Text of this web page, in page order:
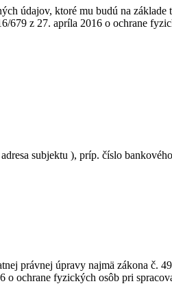
údajov, ktoré mu budú na
679 z 27. apríla 2016 o ochrane
subjektu ), príp. číslo
právnej úpravy najmä zákona č.
o ochrane fyzických osôb pri